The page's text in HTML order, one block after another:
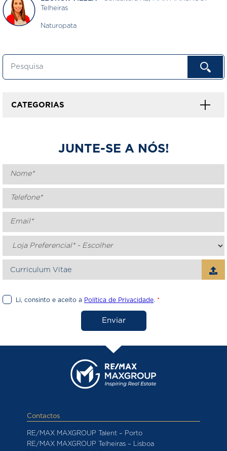
Telheiras
Naturopata
CATEGORIAS
JUNTE-SE A NÓS!
Curriculum Vitae
Li, consinto e aceito a Política de Privacidade. *
Enviar
Contactos
RE/MAX MAXGROUP Talent – Porto
RE/MAX MAXGROUP Telheiras – Lisboa